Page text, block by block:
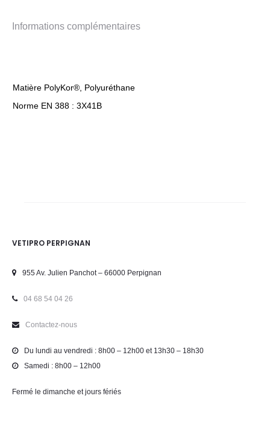
Informations complémentaires
Matière PolyKor®, Polyuréthane
Norme EN 388 : 3X41B
VETIPRO PERPIGNAN
955 Av. Julien Panchot – 66000 Perpignan
04 68 54 04 26
Contactez-nous
Du lundi au vendredi : 8h00 – 12h00 et 13h30 – 18h30
Samedi : 8h00 – 12h00
Fermé le dimanche et jours fériés